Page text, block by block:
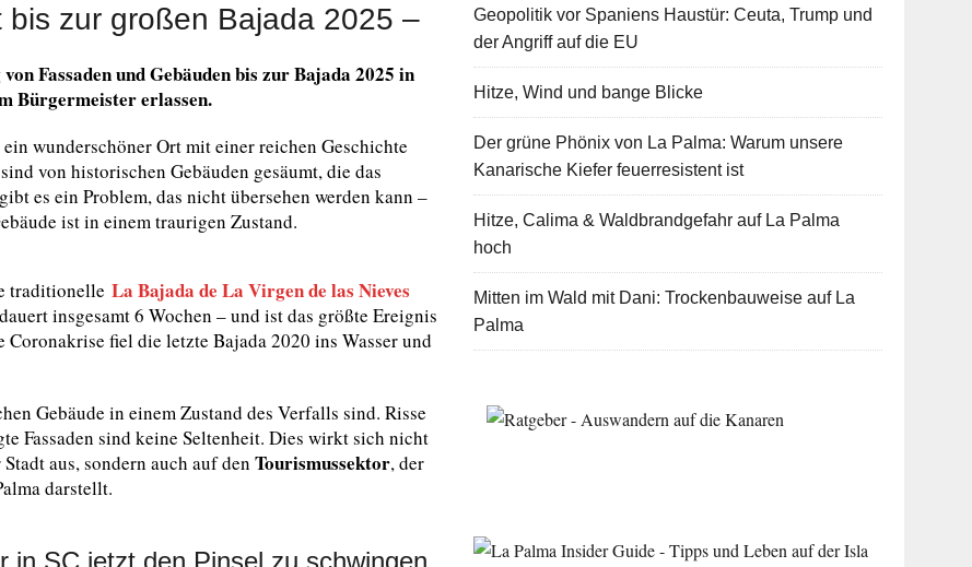
zur großen Bajada 2025 –
Fassaden und Gebäuden bis zur Bajada 2025 in
Bürgermeister erlassen.
wunderschöner Ort mit einer reichen Geschichte
von historischen Gebäuden gesäumt, die das
es ein Problem, das nicht übersehen werden kann –
ist in einem traurigen Zustand.
traditionelle La Bajada de La Virgen de las Nieves
insgesamt 6 Wochen – und ist das größte Ereignis
fiel die letzte Bajada 2020 ins Wasser und
Gebäude in einem Zustand des Verfalls sind. Risse
Fassaden sind keine Seltenheit. Dies wirkt sich nicht
aus, sondern auch auf den Tourismussektor, der
darstellt.
in SC jetzt den Pinsel zu schwingen
Geopolitik vor Spaniens Haustür: Ceuta, Trump und
der Angriff auf die EU
Hitze, Wind und bange Blicke
Der grüne Phönix von La Palma: Warum unsere
Kanarische Kiefer feuerresistent ist
Hitze, Calima & Waldbrandgefahr auf La Palma
hoch
Mitten im Wald mit Dani: Trockenbauweise auf La
Palma